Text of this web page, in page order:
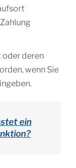
oder deren
wenn Sie
ein